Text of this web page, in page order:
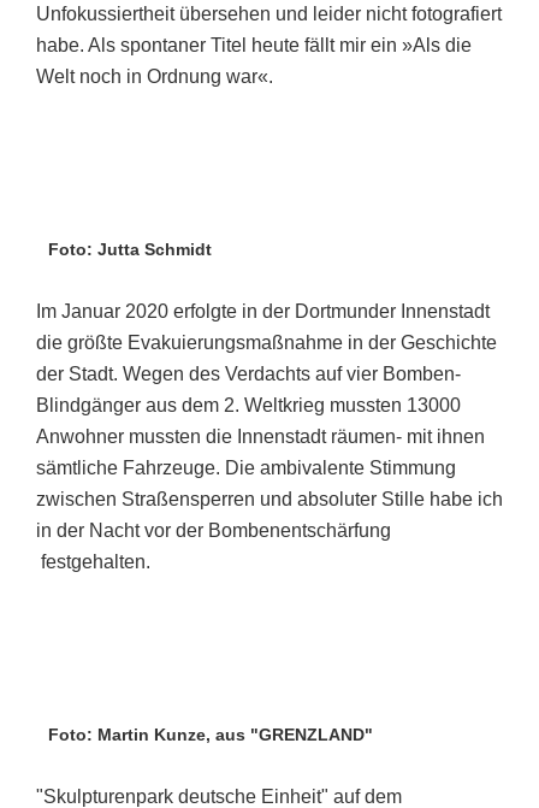
Unfokussiertheit übersehen und leider nicht fotografiert
habe. Als spontaner Titel heute fällt mir ein »Als die
Welt noch in Ordnung war«.
Foto: Jutta Schmidt
Im Januar 2020 erfolgte in der Dortmunder Innenstadt
die größte Evakuierungsmaßnahme in der Geschichte
der Stadt. Wegen des Verdachts auf vier Bomben-
Blindgänger aus dem 2. Weltkrieg mussten 13000
Anwohner mussten die Innenstadt räumen- mit ihnen
sämtliche Fahrzeuge. Die ambivalente Stimmung
zwischen Straßensperren und absoluter Stille habe ich
in der Nacht vor der Bombenentschärfung
festgehalten.
Foto: Martin Kunze, aus "GRENZLAND"
"Skulpturenpark deutsche Einheit" auf dem